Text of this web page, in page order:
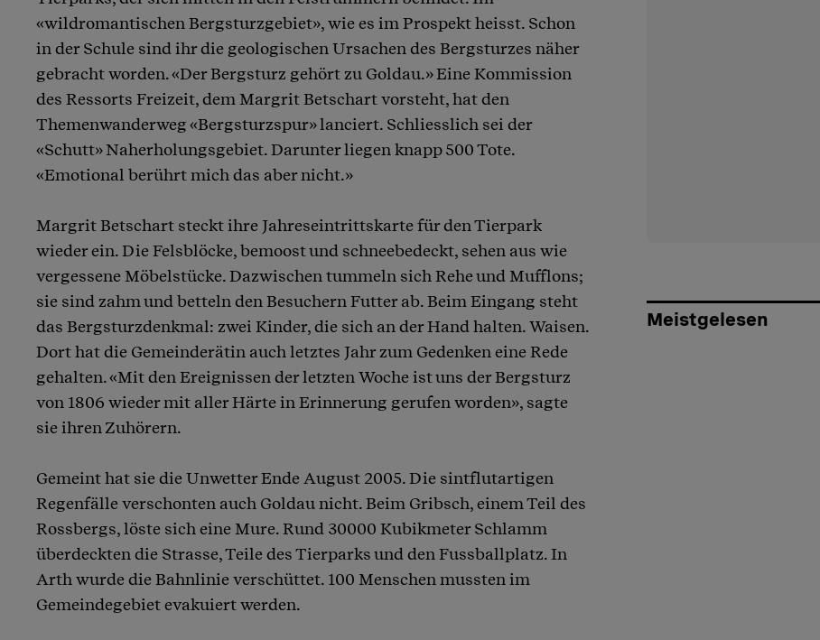
«wildromantischen Bergsturzgebiet», wie es im Prospekt heisst. Schon
in der Schule sind ihr die geologischen Ursachen des Bergsturzes näher
gebracht worden. «Der Bergsturz gehört zu Goldau.» Eine Kommission
des Ressorts Freizeit, dem Margrit Betschart vorsteht, hat den
Themenwanderweg «Bergsturzspur» lanciert. Schliesslich sei der
«Schutt» Naherholungsgebiet. Darunter liegen knapp 500 Tote.
«Emotional berührt mich das aber nicht.»
Margrit Betschart steckt ihre Jahreseintrittskarte für den Tierpark
wieder ein. Die Felsblöcke, bemoost und schneebedeckt, sehen aus wie
vergessene Möbelstücke. Dazwischen tummeln sich Rehe und Mufflons;
sie sind zahm und betteln den Besuchern Futter ab. Beim Eingang steht
das Bergsturzdenkmal: zwei Kinder, die sich an der Hand halten. Waisen.
Dort hat die Gemeinderätin auch letztes Jahr zum Gedenken eine Rede
gehalten. «Mit den Ereignissen der letzten Woche ist uns der Bergsturz
von 1806 wieder mit aller Härte in Erinnerung gerufen worden», sagte
sie ihren Zuhörern.
Gemeint hat sie die Unwetter Ende August 2005. Die sintflutartigen
Regenfälle verschonten auch Goldau nicht. Beim Gribsch, einem Teil des
Rossbergs, löste sich eine Mure. Rund 30000 Kubikmeter Schlamm
überdeckten die Strasse, Teile des Tierparks und den Fussballplatz. In
Arth wurde die Bahnlinie verschüttet. 100 Menschen mussten im
Gemeindegebiet evakuiert werden.
Meistgelesen